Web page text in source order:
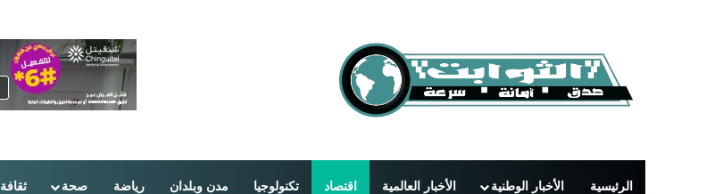
الرئيسية الأخبار الوطنية الأخبار العالمية اقتصاد تكنولوجيا مدن وبلدان رياضة صحة ثقافة